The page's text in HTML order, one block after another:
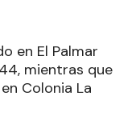
en El Palmar
mientras que
en Colonia La